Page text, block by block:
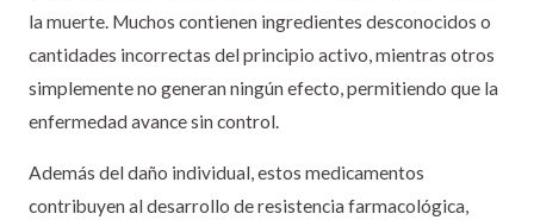
la muerte. Muchos contienen ingredientes desconocidos o
cantidades incorrectas del principio activo, mientras otros
simplemente no generan ningún efecto, permitiendo que la
enfermedad avance sin control.
Además del daño individual, estos medicamentos
contribuyen al desarrollo de resistencia farmacológica,